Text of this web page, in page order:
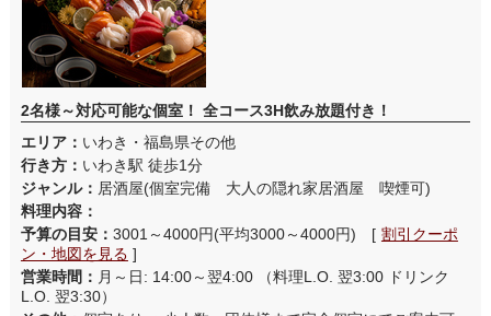
2名様～対応可能な個室！ 全コース3H飲み放題付き！
エリア： いわき・福島県その他
行き方： いわき駅 徒歩1分
ジャンル： 居酒屋(個室完備 大人の隠れ家居酒屋 喫煙可)
料理内容：
予算の目安： 3001～4000円(平均3000～4000円) [ 割引クーポ
ン・地図を見る ]
営業時間： 月～日: 14:00～翌4:00 （料理L.O. 翌3:00 ドリンク
L.O. 翌3:30）